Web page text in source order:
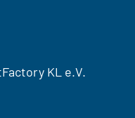
KL e.V.